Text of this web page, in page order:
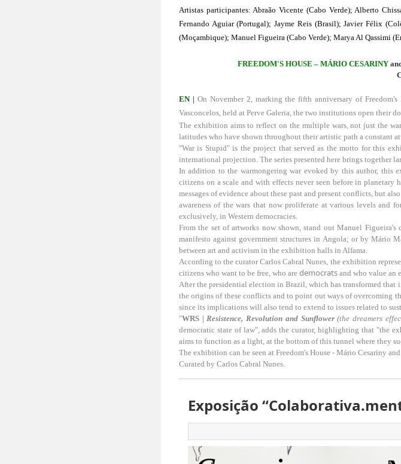
Artistas participantes: Abraão Vicente (Cabo Verde); Alberto
Fernando Aguiar (Portugal); Jayme Reis (Brasil); Javier Félix
(Moçambique); Manuel Figueira (Cabo Verde); Marya Al Qassimi
FREEDOM'S HOUSE – MÁRIO CESARINY
EN | On November 2, marking the fifth anniversary of
Vasconcelos, held at Perve Galeria, the two institutions open their
The exhibition aims to reflect on the multiple wars, not just the
latitudes who have shown throughout their artistic path a constant
"War is Stupid" is the project that served as the motto for this
international projection. The series presented here brings together
In addition to the warmongering war evoked by this author, this
citizens on a scale and with effects never seen before in
messages of evidence about these past and present conflicts, but
awareness of the wars that now proliferate at various levels and
exclusively, in Western democracies.
From the set of artworks now shown, stand out Manuel
manifesto against government structures in Angola; or by Mário
between art and activism in the exhibition halls in Alfama.
According to the curator Carlos Cabral Nunes, the exhibition
citizens who want to be free, who are democratsand who value an
After the presidential election in Brazil, which has transformed
the origins of these conflicts and to point out ways of overcoming
since its implications will also tend to extend to issues related to
"WRS| Resistence, Revolution and Sunflower(the dreamers
democratic state of law", adds the curator, highlighting that "the
aims to function as a light, at the bottom of this tunnel where they
The exhibition can be seen at Freedom's House - Mário Cesariny
Curated by Carlos Cabral Nunes.
Exposição